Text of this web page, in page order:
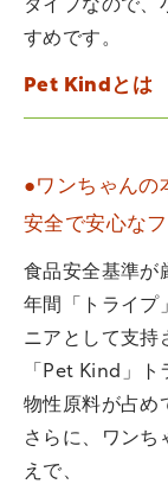
タイプなので、
すめです。
Pet Kindとは
●ワンちゃんの
安全で安心な
食品安全基準が
年間「トライプ
ニアとして支持
「Pet Kind」
物性原料が占め
さらに、ワンち
えで、